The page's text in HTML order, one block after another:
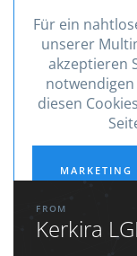
Für ein
unserer
akzeptieren
diesen
MARKETING
FROM
Kerkira